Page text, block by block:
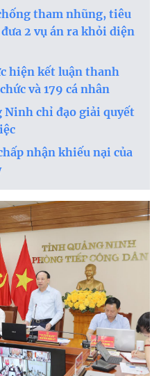
tham nhũng, tiêu
2 vụ án ra khỏi diện
hiện kết luận thanh
và 179 cá nhân
Ninh chỉ đạo giải quyết
nhận khiếu nại của